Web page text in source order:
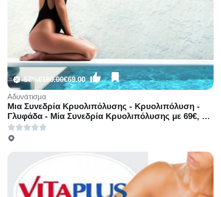
-57%€160.00€69.00
Αδυνάτισμα
Μια Συνεδρία Κρυολιπόλυσης - Κρυολιπόλυση -
Γλυφάδα - Μία Συνεδρία Κρυολιπόλυσης με 69€, ή
Δυο Συνεδρίες Κρυολιπόλυσης με 100€ (Έκπτωση
58%), στο νέο υπερπολυτελές και μοντέρνο χώρο
στην Γλυφάδα!!!